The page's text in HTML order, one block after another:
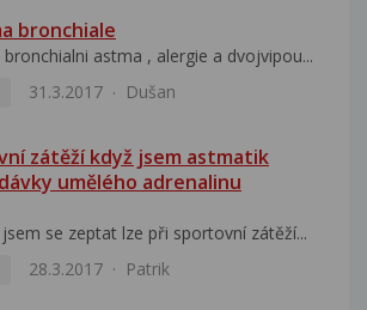
bronchiale
astma , alergie a dvojvipou...
31.3.2017 Dušan
zátěží když jsem astmatik
umělého adrenalinu
se zeptat lze při sportovní zátěží...
28.3.2017 Patrik